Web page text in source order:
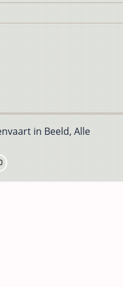
in Beeld, Alle